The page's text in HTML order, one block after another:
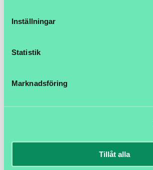
Inställningar
Statistik
Marknadsföring
Tillåt alla
Kombinationen av Microsoft
LogTrade gick dessutom hand i hand